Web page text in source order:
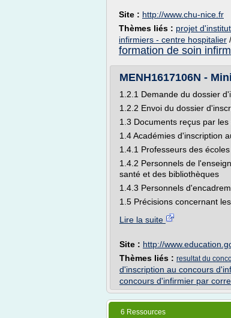
Site : http://www.chu-nice.fr
Thèmes liés : projet
infirmiers - centre hospitalier /
formation de soin
MENH1617106N -
1.2.1 Demande du dossier
1.2.2 Envoi du dossier
1.3 Documents reçus par les
1.4 Académies d'inscription
1.4.1 Professeurs des écoles
1.4.2 Personnels de
santé et des bibliothèques
1.4.3 Personnels
1.5 Précisions concernant
Lire la suite
Site : http://
Thèmes liés : resultat du
d'inscription au concours
concours d'infirmier par
6 Ressources